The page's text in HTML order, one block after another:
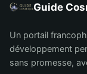
Guide
Un portail
développement
sans promesse,